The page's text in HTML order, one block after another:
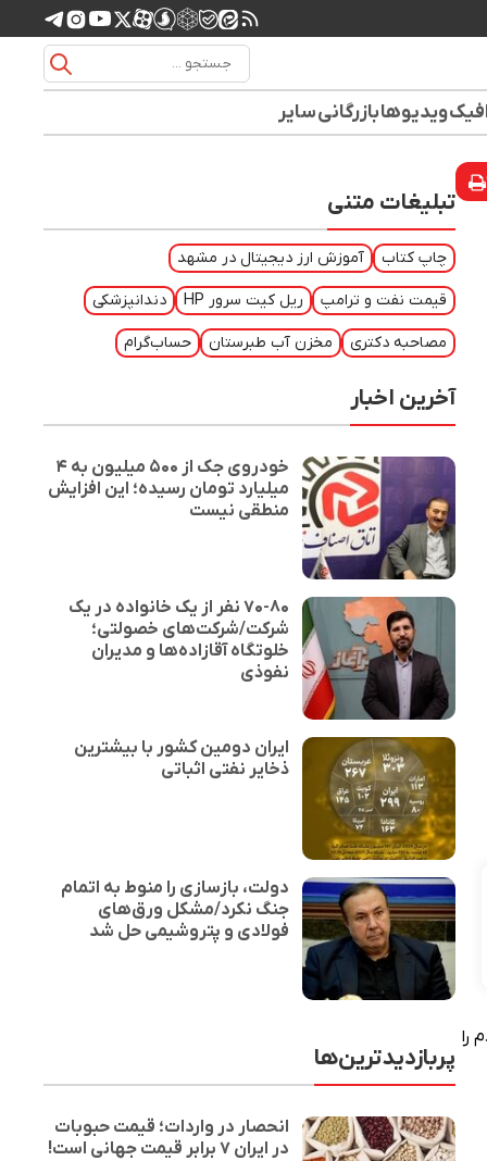
ویدیوهابازرگانیسایر
را
تبلیغات متنی
چاپ کتاب آموزش ارز دیجیتال در مشهد
قیمت نفت و ترامپ ریل کیت سرور HP دندانپزشکی
مصاحبه دکتری مخزن آب طبرستان حساب‌گرام
آخرین اخبار
خودروی جک از ۵۰۰ میلیون به ۴
میلیارد تومان رسیده؛ این افزایش
منطقی نیست
۷۰-۸۰ نفر از یک خانواده در یک
شرکت/شرکت‌های خصولتی؛
خلوتگاه آقازاده‌ها و مدیران
نفوذی
️ایران دومین کشور با بیشترین
ذخایر نفتی اثباتی
دولت، بازسازی را منوط به اتمام
جنگ نکرد/مشکل ورق‌های
فولادی و پتروشیمی حل شد
پربازدیدترین‌ها
انحصار در واردات؛ قیمت حبوبات
در ایران ۷ برابر قیمت جهانی است!